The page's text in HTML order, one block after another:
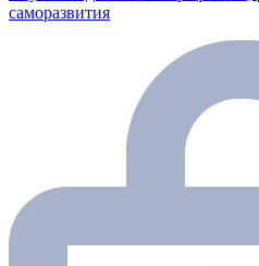
саморазвития